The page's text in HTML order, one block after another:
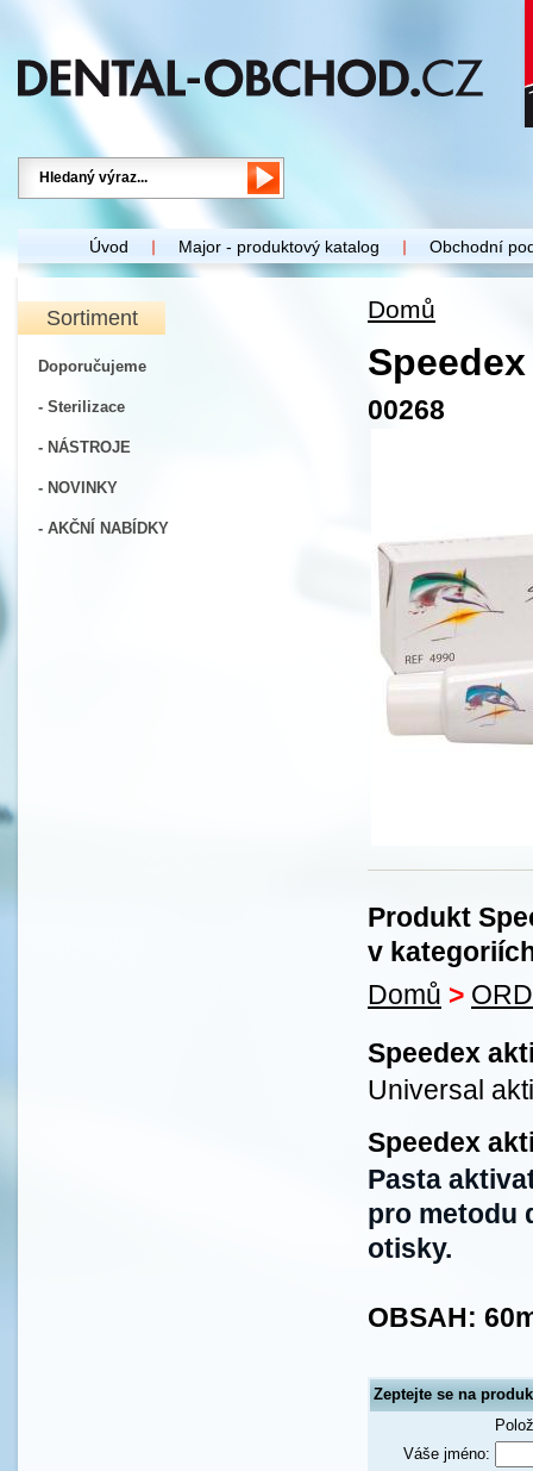
Úvod Major - produktový katalog Obchodní
Sortiment
Doporučujeme
- Sterilizace
- NÁSTROJE
- NOVINKY
- AKČNÍ NABÍDKY
Domů
00268
Produkt
v
Domů >
Speedex
Universal
Speedex
Pasta
pro metodu
otisky.
OBSAH:
Zeptejte se na
Váše jméno: